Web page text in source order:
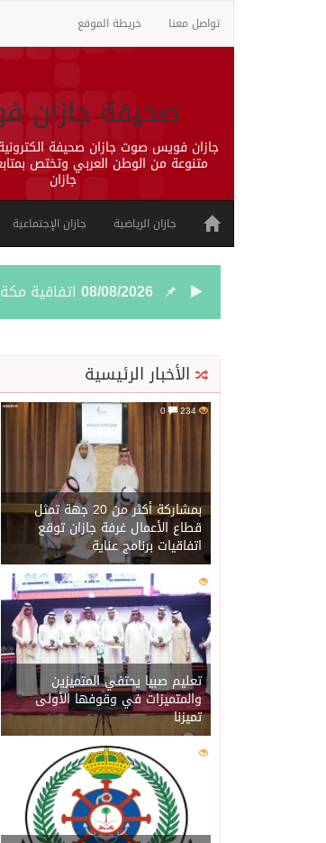
تواصل معنا خريطة الموقع
صحيفة جازان
جازان فويس صوت جازان صحيفة
متنوعة من الوطن العربي وتختص
جازان
جازان الرياضية جازان الإجتماعية
08/08/2026 اتفاقية
08/08/2026السديس:
08/08/2026وزير
08/08/2026رئيس وزراء
08/08/2026الرياض
08/08/2026حالة الطقس
07/08/2026جماعة
07/08/2026قمة
07/08/2026مقتل شخصين وإصابة 14 إثر انفجار عبوة
الأخبار الرئيسية
234
بمشاركة أكثر من 20 جهة تمثل
قطاع الأعمال غرفة جازان توقع
اتفاقيات برنامج عناية
217
تعليم صبيا يحتفي المتميزين
والمتميزات في وقوفها الأولى
تميزنا
211